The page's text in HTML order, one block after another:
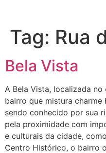
Tag: Rua
Bela Vista
A Bela Vista, localizada
bairro que mistura
sendo conhecido por sua
pela proximidade com
e culturais da cidade,
Centro Histórico, o bairro